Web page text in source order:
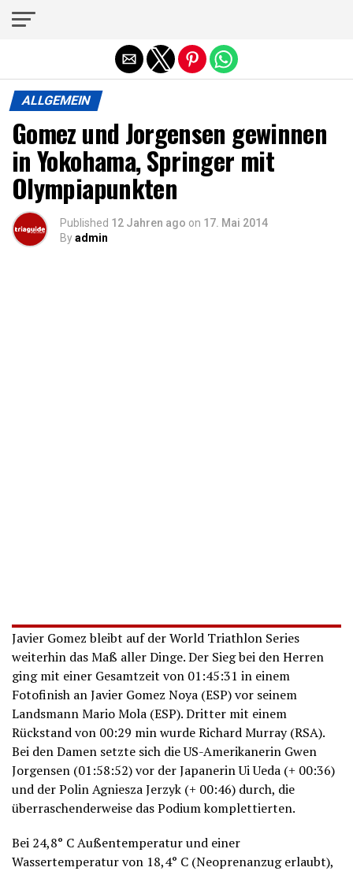
ALLGEMEIN
Gomez und Jorgensen gewinnen
in Yokohama, Springer mit
Olympiapunkten
Published 12 Jahren ago on 17. Mai 2014
Byadmin
Javier Gomez bleibt auf der World Triathlon Series
weiterhin das Maß aller Dinge. Der Sieg bei den Herren
ging mit einer Gesamtzeit von 01:45:31 in einem
Fotofinish an Javier Gomez Noya (ESP) vor seinem
Landsmann Mario Mola (ESP). Dritter mit einem
Rückstand von 00:29 min wurde Richard Murray (RSA).
Bei den Damen setzte sich die US-Amerikanerin Gwen
Jorgensen (01:58:52) vor der Japanerin Ui Ueda (+ 00:36)
und der Polin Agniesza Jerzyk (+ 00:46) durch, die
überraschenderweise das Podium komplettierten.
Bei 24,8° C Außentemperatur und einer
Wassertemperatur von 18,4° C (Neoprenanzug erlaubt),